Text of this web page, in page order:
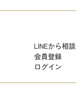
LINEから相談
会員登録
ログイン